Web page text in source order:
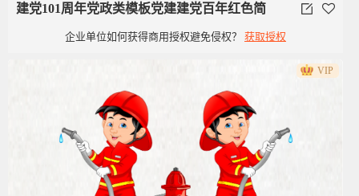
建党101周年党政类模板党建建党百年红色简
企业单位如何获得商用授权避免侵权？ 获取授权
VIP